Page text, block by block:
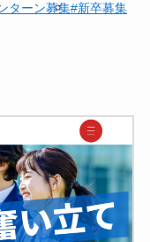
ターン募集#新卒募集